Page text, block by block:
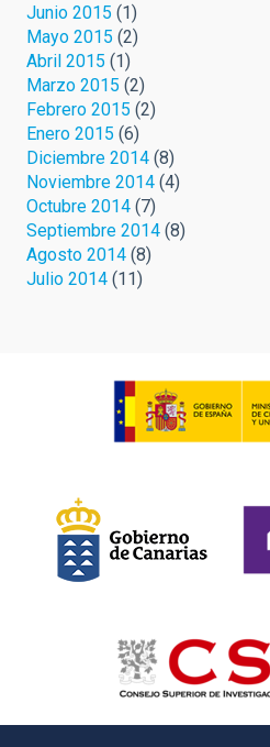
Junio 2015 (1)
Mayo 2015 (2)
Abril 2015 (1)
Marzo 2015 (2)
Febrero 2015 (2)
Enero 2015 (6)
Diciembre 2014 (8)
Noviembre 2014 (4)
Octubre 2014 (7)
Septiembre 2014 (8)
Agosto 2014 (8)
Julio 2014 (11)